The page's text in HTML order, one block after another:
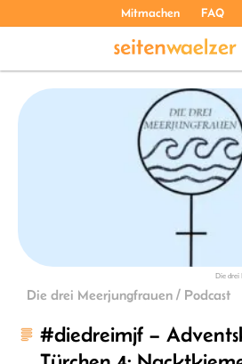
Mitmachen FAQ
THEMEN
PODCASTS
Die drei
Die drei Meerjungfrauen / Podcast
#diedreimjf –